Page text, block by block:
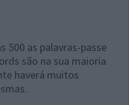
500 as palavras-passe
são na sua maioria
haverá muitos